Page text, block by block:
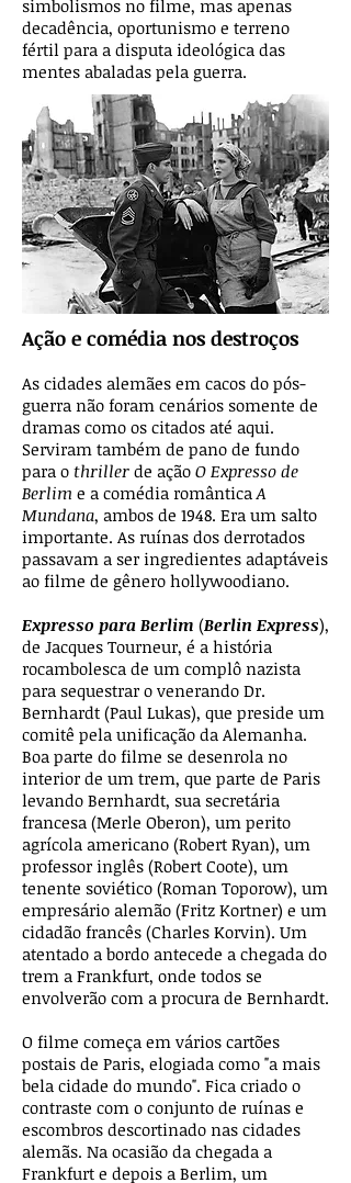
simbolismos no filme, mas apenas
decadência, oportunismo e terreno
fértil para a disputa ideológica das
mentes abaladas pela guerra.
Ação e comédia nos destroços
As cidades alemães em cacos do pós-
guerra não foram cenários somente de
dramas como os citados até aqui.
Serviram também de pano de fundo
para o thriller de ação O Expresso de
Berlim e a comédia românticaA
Mundana, ambos de 1948. Era um salto
importante. As ruínas dos derrotados
passavam a ser ingredientes adaptáveis
ao filme de gênero hollywoodiano.
Expresso para Berlim (Berlin Express),
de Jacques Tourneur, é a história
rocambolesca de um complô nazista
para sequestrar o venerando Dr.
Bernhardt (Paul Lukas), que preside um
comitê pela unificação da Alemanha.
Boa parte do filme se desenrola no
interior de um trem, que parte de Paris
levando Bernhardt, sua secretária
francesa (Merle Oberon), um perito
agrícola americano (Robert Ryan), um
professor inglês (Robert Coote), um
tenente soviético (Roman Toporow), um
empresário alemão (Fritz Kortner) e um
cidadão francês (Charles Korvin). Um
atentado a bordo antecede a chegada do
trem a Frankfurt, onde todos se
envolverão com a procura de Bernhardt.
O filme começa em vários cartões
postais de Paris, elogiada como "a mais
bela cidade do mundo". Fica criado o
contraste com o conjunto de ruínas e
escombros descortinado nas cidades
alemãs. Na ocasião da chegada a
Frankfurt e depois a Berlim, um